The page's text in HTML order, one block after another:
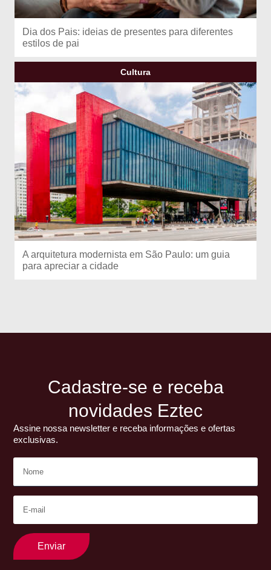
Dia dos Pais: ideias de presentes para diferentes
estilos de pai
Cultura
A arquitetura modernista em São Paulo: um guia
para apreciar a cidade
Cadastre-se e receba
novidades Eztec
Assine nossa newsletter e receba informações e ofertas
exclusivas.
Enviar